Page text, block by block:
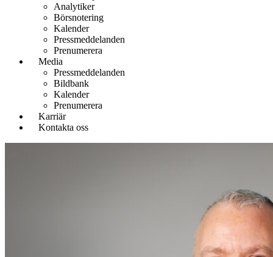
Analytiker
Börsnotering
Kalender
Pressmeddelanden
Prenumerera
Media
Pressmeddelanden
Bildbank
Kalender
Prenumerera
Karriär
Kontakta oss